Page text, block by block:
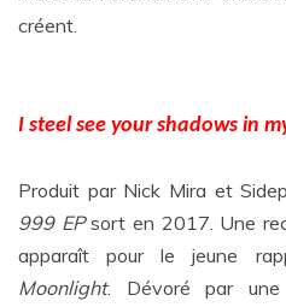
créent.
I steel see your shadows in
Produit par Nick Mira et
999 EPsort en 2017. Une
apparaît pour le jeune
Moonlight. Dévoré par une